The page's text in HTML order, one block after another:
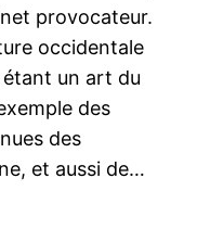
provocateur.
occidentale
un art du
des
des
et aussi de…